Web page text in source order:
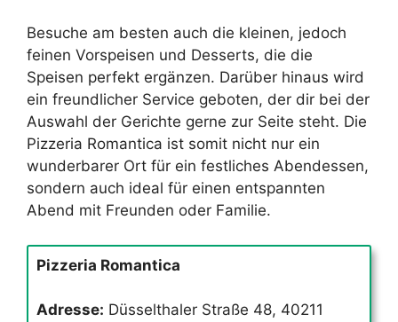
Besuche am besten auch die kleinen, jedoch
feinen Vorspeisen und Desserts, die die
Speisen perfekt ergänzen. Darüber hinaus wird
ein freundlicher Service geboten, der dir bei der
Auswahl der Gerichte gerne zur Seite steht. Die
Pizzeria Romantica ist somit nicht nur ein
wunderbarer Ort für ein festliches Abendessen,
sondern auch ideal für einen entspannten
Abend mit Freunden oder Familie.
Pizzeria Romantica
Adresse: Düsselthaler Straße 48, 40211